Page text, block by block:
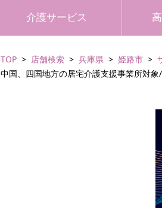
介護サービス
TOP 店舗検索 兵庫県 姫路市
中国、四国地方の居宅介護支援事業所対